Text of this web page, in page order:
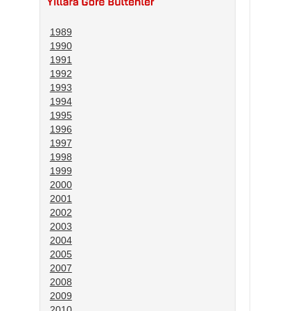
1989
1990
1991
1992
1993
1994
1995
1996
1997
1998
1999
2000
2001
2002
2003
2004
2005
2007
2008
2009